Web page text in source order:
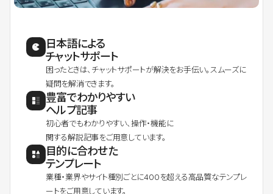
日本語による
チャットサポート
困ったときは、チャットサポートが解決をお手伝い。スムーズに
疑問を解消できます。
豊富でわかりやすい
ヘルプ記事
初心者でもわかりやすい、操作・機能に
関する解説記事をご用意しています。
目的に合わせた
テンプレート
業種・業界やサイト種別ごとに400を超える高品質なテンプレ
ートをご用意しています。